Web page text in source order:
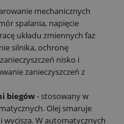
mechanicznych
spalania, napięcie
układu zmiennych faz
silnika, ochronę
nisko i
zanieczyszczeń z
biegów- stosowany w
Olej smaruje
wycisza. W automatycznych